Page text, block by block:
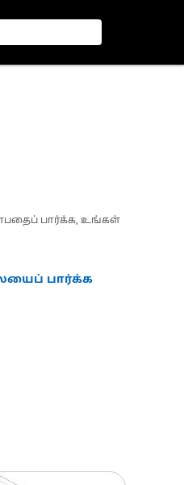
பார்க்க, உங்கள்
பார்க்க